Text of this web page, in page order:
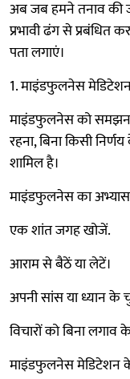
अब जब हमने तनाव की
प्रभावी ढंग से प्रबंधित
पता लगाएं।
1. माइंडफुलनेस
माइंडफुलनेस को
रहना, बिना किसी
शामिल है।
माइंडफुलनेस का
एक शांत जगह खोजें.
आराम से बैठें या लेटें।
अपनी सांस या ध्यान के
विचारों को बिना
माइंडफुलनेस मेडिटेशन